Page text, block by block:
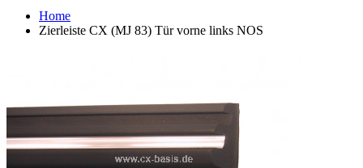
Home
Zierleiste CX (MJ 83) Tür vorne links NOS